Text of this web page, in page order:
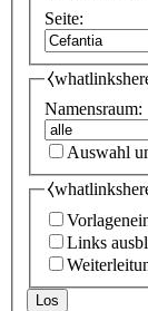
Seite:
Namensraum:
Auswahl
Links
Los